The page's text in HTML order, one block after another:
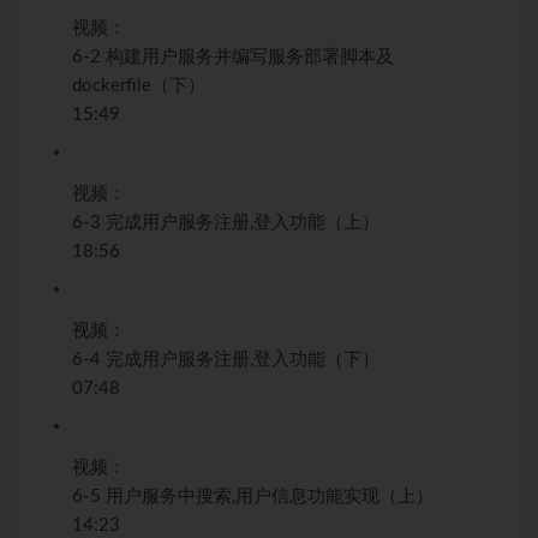
视频：
6-2 构建用户服务并编写服务部署脚本及
dockerfile（下）
15:49
视频：
6-3 完成用户服务注册,登入功能（上）
18:56
视频：
6-4 完成用户服务注册,登入功能（下）
07:48
视频：
6-5 用户服务中搜索,用户信息功能实现（上）
14:23